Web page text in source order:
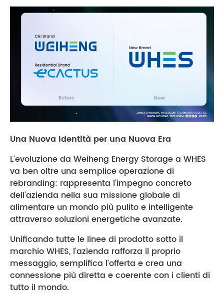
Una Nuova Identità per una Nuova Era
L’evoluzione da Weiheng Energy Storage a WHES
va ben oltre una semplice operazione di
rebranding: rappresenta l’impegno concreto
dell’azienda nella sua missione globale di
alimentare un mondo più pulito e intelligente
attraverso soluzioni energetiche avanzate.
Unificando tutte le linee di prodotto sotto il
marchio WHES, l’azienda rafforza il proprio
messaggio, semplifica l’offerta e crea una
connessione più diretta e coerente con i clienti di
tutto il mondo.